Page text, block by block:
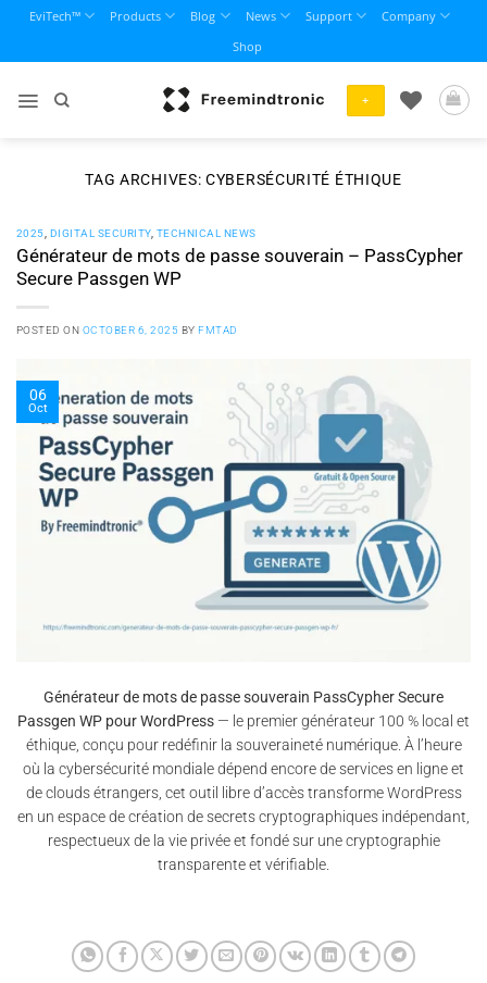
content
EviTech™ Products Blog News Support
Company
Shop
+
TAG ARCHIVES:CYBERSÉCURITÉ ÉTHIQUE
2025 DIGITAL SECURITY, TECHNICAL NEWS
Générateur de mots de passe souverain – PassCypher
Secure Passgen WP
POSTED ON OCTOBER 6, 2025 BYFMTAD
06
Oct
Générateur de mots de passe souverain PassCypher Secure
Passgen WP pour WordPress — le premier générateur 100 % local et
éthique, conçu pour redéfinir la souveraineté numérique. À l’heure
où la cybersécurité mondiale dépend encore de services en ligne et
de clouds étrangers, cet outil libre d’accès transforme WordPress
en un espace de création de secrets cryptographiques indépendant,
respectueux de la vie privée et fondé sur une cryptographie
transparente et vérifiable.